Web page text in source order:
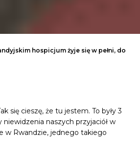
hospicjum żyje się w pełni, do
się cieszę, że tu jestem. To były 3
niewidzenia naszych przyjaciół w
w Rwandzie, jednego takiego